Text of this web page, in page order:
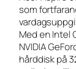
som
Med en Intel
NVIDIA
hårddisk på